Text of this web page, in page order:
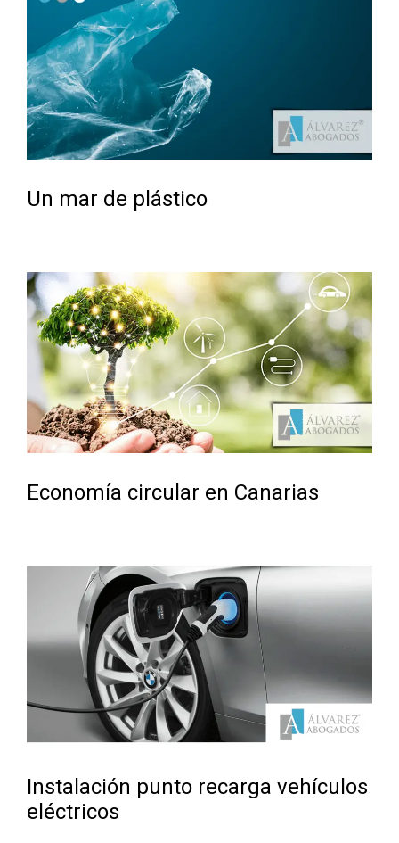
Un mar de plástico
Economía circular en Canarias
Instalación punto recarga vehículos
eléctricos